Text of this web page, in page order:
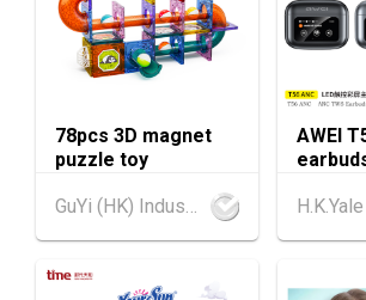
13-15
AUG
香港
13.08.2026 -
香港贸发局美食商贸博览 2026
13-15
AUG
香港
13.08.2026 -
香港贸发局香港国际茶展 2026
13-17
AUG
香港
13.08.2026 -
78pcs 3D magnet
puzzle toy
GuYi (HK) Industrial Co.,Limited
AWEI